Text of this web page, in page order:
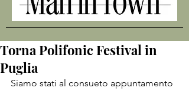
Torna Polifonic Festival in
Puglia
Siamo stati al consueto appuntamento